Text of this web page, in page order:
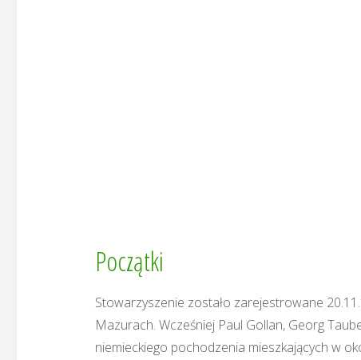
Początki
Stowarzyszenie zostało zarejestrowane
Mazurach. Wcześniej Paul Gollan, Georg
niemieckiego pochodzenia mieszkających w